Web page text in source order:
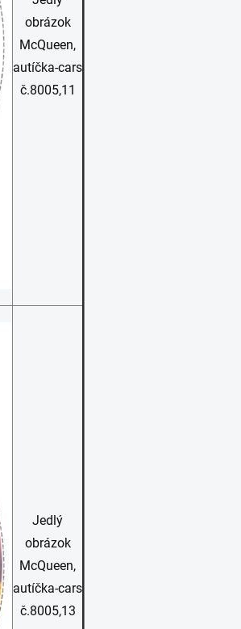
obrázok
McQueen,
autíčka-cars
č.8005,11
Jedlý
obrázok
McQueen,
autíčka-cars
č.8005,13